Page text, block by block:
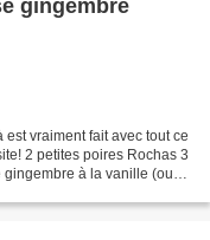
gingembre
vraiment fait avec tout ce
2 petites poires Rochas 3
à la vanille (ou